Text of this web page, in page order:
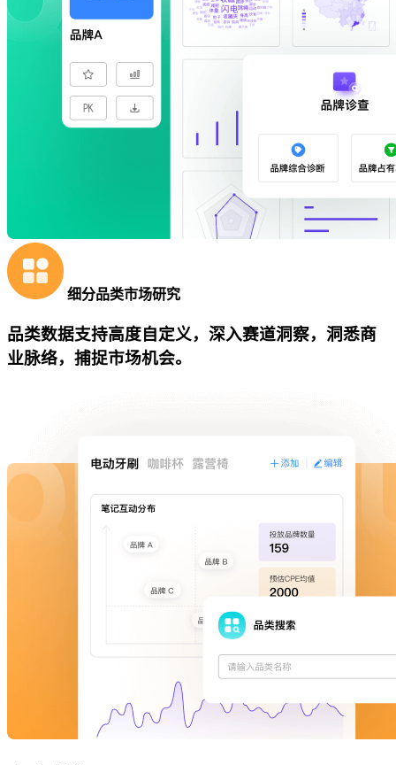
细分品类市场研究
品类数据支持高度自定义，深入赛道洞察，洞悉商
业脉络，捕捉市场机会。